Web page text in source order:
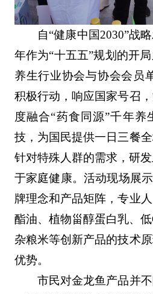
自“健康中国2030”战
年作为“十五五”规划的开
养生行业协会与协会会员
积极行动，响应国家号召
度融合“药食同源”千年养
技，为国民提供一日三餐
针对特殊人群的需求，研
于家庭健康。活动现场展
牌理念和产品矩阵，专业
酯油、植物甾醇蛋白乳、
杂粮米等创新产品的技术
优势。
市民对金龙鱼产品并